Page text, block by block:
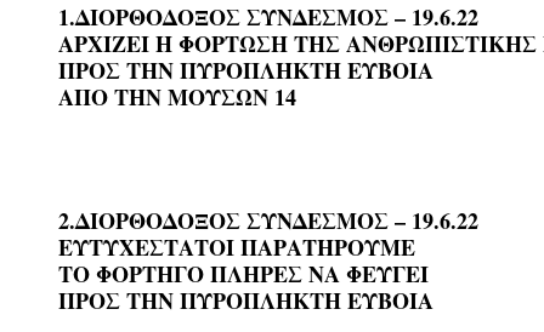
1.ΔΙΟΡΘΟΔΟΞΟΣ ΣΥΝΔΕΣΜΟΣ – 19.6.22
ΑΡΧΙΖΕΙ Η ΦΟΡΤΩΣΗ ΤΗΣ
ΠΡΟΣ ΤΗΝ ΠΥΡΟΠΛΗΚΤΗ ΕΥΒΟΙΑ
ΑΠΟ ΤΗΝ ΜΟΥΣΩΝ 14
2.ΔΙΟΡΘΟΔΟΞΟΣ ΣΥΝΔΕΣΜΟΣ – 19.6.22
ΕΥΤΥΧΕΣΤΑΤΟΙ ΠΑΡΑΤΗΡΟΥΜΕ
ΤΟ ΦΟΡΤΗΓΟ ΠΛΗΡΕΣ ΝΑ ΦΕΥΓΕΙ
ΠΡΟΣ ΤΗΝ ΠΥΡΟΠΛΗΚΤΗ ΕΥΒΟΙΑ